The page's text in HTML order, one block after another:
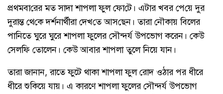
প্রথমবা‌রের মত সাদা শাপলা ফুল ফো‌টে। এটার খবর পে‌য়ে দুর
দুরান্ত থে‌কে দর্শনার্থীরা দেখ‌তে আস‌ছেন। তারা নৌকায় বিলের
পানিতে ঘুরে ঘুরে শাপলা ফুলের সৌন্দর্য উপভোগ করেন। কেউ
সেলফি তোলেন। কেউ আবার শাপলা তুলে নিয়ে যান।
তারা জানান, রাতে ফুটে থাকা শাপলা ফুল রোদ ওঠার পর ধীরে
ধীরে শুকিয়ে যায়। এ কারণে শাপলা ফুলের সৌন্দর্য উপভোগ